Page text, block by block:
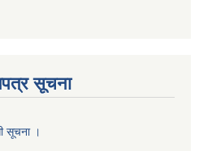
सूचना
सूचना ।